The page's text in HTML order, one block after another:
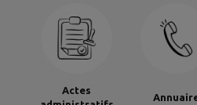
Actes